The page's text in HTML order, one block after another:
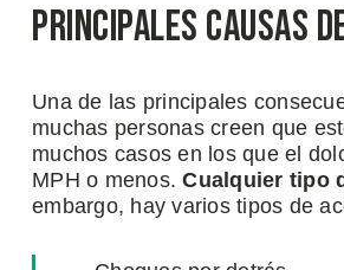
Principales Causas
Una de las principales
muchas personas creen que
muchos casos en los que el
MPH o menos.Cualquier tipo
embargo, hay varios tipos de